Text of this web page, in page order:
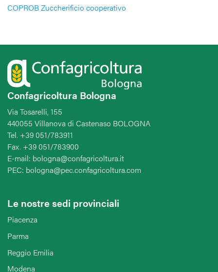
COPROB Zuccherificio cooperativo
Confagricoltura Bologna
Via Tosarelli, 155
440055 Villanova di Castenaso BOLOGNA
Tel. +39 051/783911
Fax. +39 051/783900
E-mail: bologna@confagricoltura.it
PEC: bologna@pec.confagricoltura.com
Le nostre sedi provinciali
Piacenza
Parma
Reggio Emilia
Modena